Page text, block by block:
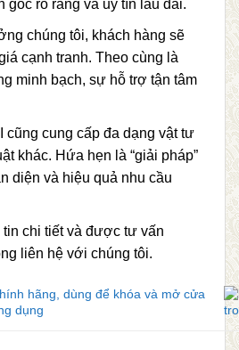
gốc rõ ràng và uy tín lâu dài.
chúng tôi, khách hàng sẽ
cạnh tranh. Theo cùng là
minh bạch, sự hỗ trợ tận tâm
cũng cung cấp đa dạng vật tư
khác. Hứa hẹn là “giải pháp”
diện và hiệu quả nhu cầu
chi tiết và được tư vấn
liên hệ với chúng tôi.